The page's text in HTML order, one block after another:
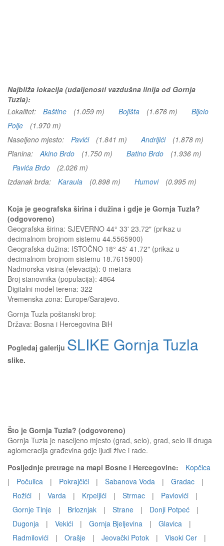
Najbliža lokacija (udaljenosti vazdušna linija od Gornja
Tuzla):
Lokalitet:
Baštine (1.059 m) Bojišta (1.676 m)
Bijelo
Polje
(1.970 m)
Naseljeno mjesto:
Pavići (1.841 m) Andrijići
(1.878 m)
Planina:
Akino Brdo (1.750 m) Batino Brdo
(1.936 m)
Pavića Brdo
(2.026 m)
Izdanak brda:
Karaula (0.898 m) Humovi (0.995 m)
Koja je geografska širina i dužina i gdje je Gornja Tuzla?
(odgovoreno)
Geografska širina: SJEVERNO 44° 33' 23.72" (prikaz u
decimalnom brojnom sistemu 44.5565900)
Geografska dužina: ISTOČNO 18° 45' 41.72" (prikaz u
decimalnom brojnom sistemu 18.7615900)
Nadmorska visina (elevacija): 0 metara
Broj stanovnika (populacija): 4864
Digitalni model terena: 322
Vremenska zona: Europe/Sarajevo.
Gornja Tuzla poštanski broj:
Država: Bosna i Hercegovina BiH
Pogledaj galeriju SLIKE Gornja Tuzla
slike.
Što je Gornja Tuzla? (odgovoreno)
Gornja Tuzla je naseljeno mjesto (grad, selo), grad, selo ili druga
aglomeracija građevina gdje ljudi žive i rade.
Posljednje pretrage na mapi Bosne i Hercegovine:
Kopčica
|
Počulica | Pokrajčići | Šabanova Voda | Gradac
|
Rožići
| Varda | Krpeljići | Strmac | Pavlovići
|
Gornje Tinje
| Brloznjak | Strane | Donji Potpeć
|
Dugonja
| Vekići | Gornja Bjeljevina | Glavica
|
Radmilovići
| Orašje | Jeovački Potok | Visoki Cer |